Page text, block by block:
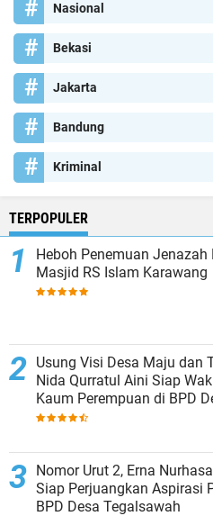
Nasional
Bekasi
Jakarta
Bandung
Kriminal
TERPOPULER
Heboh Penemuan Jenazah
Masjid RS Islam Karawang
Usung Visi Desa Maju dan
Nida Qurratul Aini Siap
Kaum Perempuan di BPD
Tegalsawah
Nomor Urut 2, Erna
Siap Perjuangkan Aspirasi
BPD Desa Tegalsawah